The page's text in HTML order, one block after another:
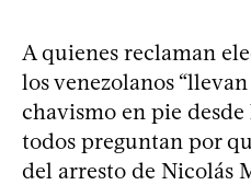
A quienes reclaman
los venezolanos
chavismo en pie desde
todos preguntan por
del arresto de Nicolás